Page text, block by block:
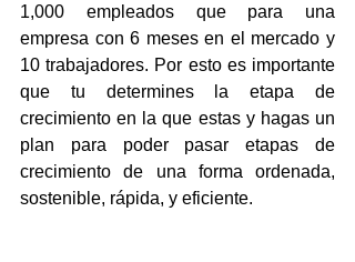
1,000 empleados que para una
empresa con 6 meses en el mercado y
10 trabajadores. Por esto es importante
que tu determines la etapa de
crecimiento en la que estas y hagas un
plan para poder pasar etapas de
crecimiento de una forma ordenada,
sostenible, rápida, y eficiente.